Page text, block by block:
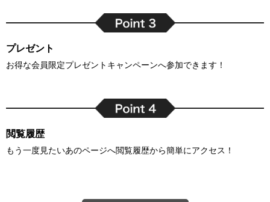
プレゼント
お得な会員限定プレゼントキャンペーンへ参加できます！
閲覧履歴
もう一度見たいあのページへ閲覧履歴から簡単にアクセス！